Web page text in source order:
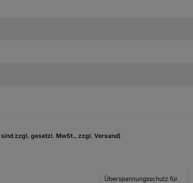
sind zzgl. gesetzl. MwSt., zzgl. Versand)
Überspannungsschutz für